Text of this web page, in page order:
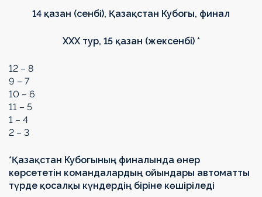
14 қазан (сенбі), Қазақстан Кубогы, финал
XXX тур, 15 қазан (жексенбі) *
12 – 8
9 – 7
10 – 6
11 – 5
1 – 4
2 – 3
*Қазақстан Кубогының финалында өнер
көрсететін командалардың ойындары автоматты
түрде қосалқы күндердің біріне көшіріледі